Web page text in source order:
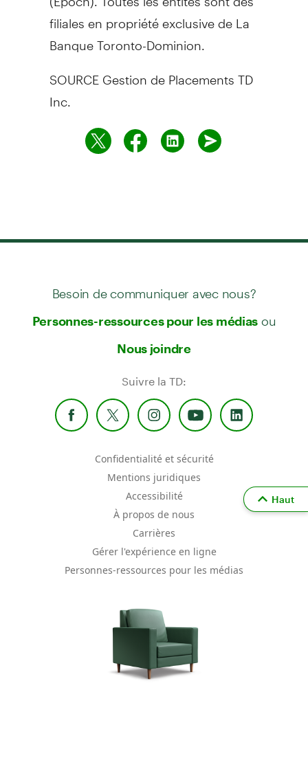
filiales en propriété exclusive de La
Banque Toronto-Dominion.
SOURCE Gestion de Placements TD
Inc.
Besoin de communiquer avec nous?
Personnes-ressources pour les médias ou
Nous joindre
Suivre la TD:
Confidentialité et sécurité
Mentions juridiques
Accessibilité
À propos de nous
Carrières
Gérer l'expérience en ligne
Personnes-ressources pour les médias
Haut